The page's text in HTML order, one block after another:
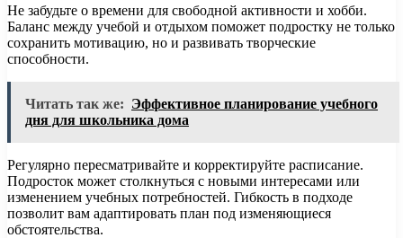
Не забудьте о времени для свободной активности и хобби.
Баланс между учебой и отдыхом поможет подростку не только
сохранить мотивацию, но и развивать творческие
способности.
Читать так же: Эффективное планирование учебного
дня для школьника дома
Регулярно пересматривайте и корректируйте расписание.
Подросток может столкнуться с новыми интересами или
изменением учебных потребностей. Гибкость в подходе
позволит вам адаптировать план под изменяющиеся
обстоятельства.